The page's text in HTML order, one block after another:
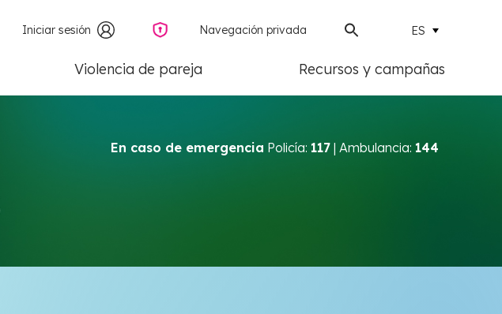
Iniciar sesión Navegación privada ES
Violencia de pareja Recursos y campañas
En caso de emergencia Policía: 117 | Ambulancia: 144